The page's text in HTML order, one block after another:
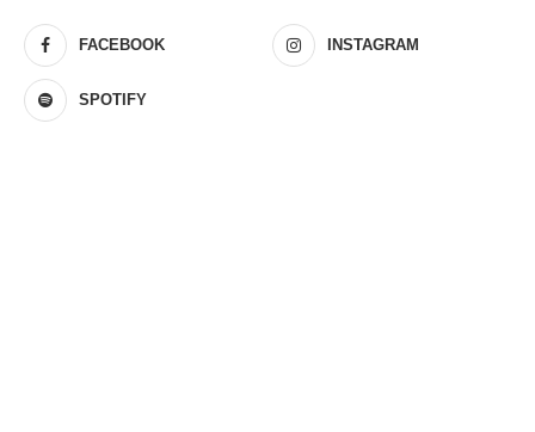
FACEBOOK INSTAGRAM
SPOTIFY